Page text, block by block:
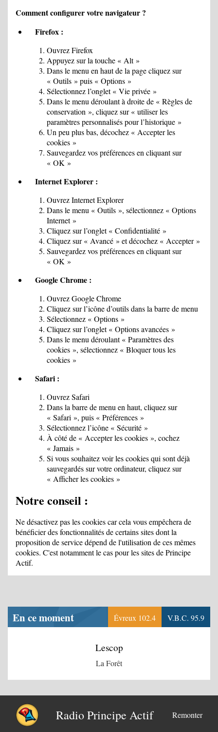
Comment configurer votre navigateur ?
Firefox :
Ouvrez Firefox
Appuyez sur la touche « Alt »
Dans le menu en haut de la page cliquez sur
« Outils » puis « Options »
Sélectionnez l’onglet « Vie privée »
Dans le menu déroulant à droite de « Règles de
conservation », cliquez sur « utiliser les
paramètres personnalisés pour l’historique »
Un peu plus bas, décochez « Accepter les
cookies »
Sauvegardez vos préférences en cliquant sur
« OK »
Internet Explorer :
Ouvrez Internet Explorer
Dans le menu « Outils », sélectionnez « Options
Internet »
Cliquez sur l’onglet « Confidentialité »
Cliquez sur « Avancé » et décochez « Accepter »
Sauvegardez vos préférences en cliquant sur
« OK »
Google Chrome :
Ouvrez Google Chrome
Cliquez sur l’icône d’outils dans la barre de menu
Sélectionnez « Options »
Cliquez sur l’onglet « Options avancées »
Dans le menu déroulant « Paramètres des
cookies », sélectionnez « Bloquer tous les
cookies »
Safari :
Ouvrez Safari
Dans la barre de menu en haut, cliquez sur
« Safari », puis « Préférences »
Sélectionnez l’icône « Sécurité »
À côté de « Accepter les cookies », cochez
« Jamais »
Si vous souhaitez voir les cookies qui sont déjà
sauvegardés sur votre ordinateur, cliquez sur
« Afficher les cookies »
Notre conseil :
Ne désactivez pas les cookies car cela vous empêchera de
bénéficier des fonctionnalités de certains sites dont la
proposition de service dépend de l'utilisation de ces mêmes
cookies. C'est notamment le cas pour les sites de Principe
Actif.
En ce moment Évreux 102.4 V.B.C. 95.9
Lescop
La Forêt
Radio Principe Actif Remonter